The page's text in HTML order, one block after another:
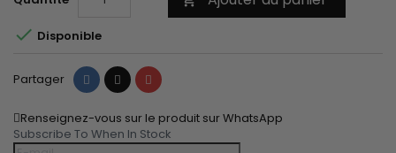
 Disponible
Partager PartagerTweet Pinterest
Renseignez-vous sur le produit sur WhatsApp
Subscribe To When In Stock